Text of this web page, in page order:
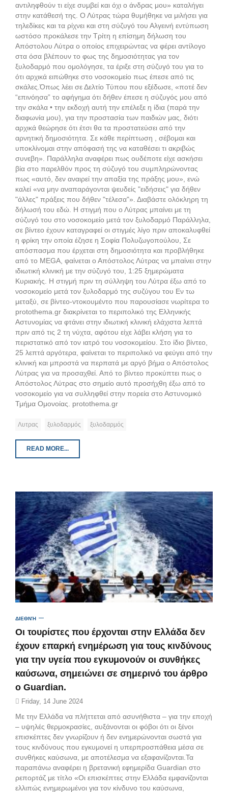
αντιληφθούν τι είχε συμβεί και όχι ο άνδρας μου» καταλήγει
στην κατάθεσή της. Ο Λύτρας τώρα θυμήθηκε να μιλήσει για
τηλεδίκες και τα ρίχνει και στη σύζυγό του Αλγεινή εντύπωση
ωστόσο προκάλεσε την Τρίτη η επίσημη δήλωση του
Απόστολου Λύτρα ο οποίος επιχειρώντας να φέρει αντίλογο
στα όσα βλέπουν το φως της δημοσιότητας για τον
ξυλοδαρμό που ομολόγησε, τα έριξε στη σύζυγό του για το
ότι αρχικά ειπώθηκε στο νοσοκομείο πως έπεσε από τις
σκάλες.Όπως λέει σε Δελτίο Τύπου που εξέδωσε, «ποτέ δεν
“επινόησα” το αφήγημα ότι δήθεν έπεσε η σύζυγός μου από
την σκάλα • την εκδοχή αυτή την επέλεξε η ίδια (παρά την
διαφωνία μου), για την προστασία των παιδιών μας, διότι
αρχικά θεώρησε ότι έτσι θα τα προστατεύσει από την
αρνητική δημοσιότητα. Σε κάθε περίπτωση , σέβομαι και
υποκλίνομαι στην απόφασή της να καταθέσει τι ακριβώς
συνεβη». Παράλληλα αναφέρει πως ουδέποτε είχε ασκήσει
βία στο παρελθόν προς τη σύζυγό του συμπληρώνοντας
πως «αυτό, δεν αναιρεί την απαξία της πράξης μου», ενώ
καλεί «να μην αναπαράγονται ψευδείς "ειδήσεις" για δήθεν
"άλλες" πράξεις που δήθεν "τέλεσα"». Διαβάστε ολόκληρη τη
δήλωσή του εδώ. Η στιγμή που ο Λύτρας μπαίνει με τη
σύζυγό του στο νοσοκομείο μετά τον ξυλοδαρμό Παράλληλα,
σε βίντεο έχουν καταγραφεί οι στιγμές λίγο πριν αποκαλυφθεί
η φρίκη την οποία έζησε η Σοφία Πολυζωγοπούλου, Σε
απόσπασμα που έρχεται στη δημοσιότητα και προβλήθηκε
από το MEGA, φαίνεται ο Απόστολος Λύτρας να μπαίνει στην
ιδιωτική κλινική με την σύζυγό του, 1:25 ξημερώματα
Κυριακής. Η στιγμή πριν τη σύλληψη του Λύτρα έξω από το
νοσοκομείο μετά τον ξυλοδαρμό της συζύγου του Εν τω
μεταξύ, σε βίντεο-ντοκουμέντο που παρουσίασε νωρίτερα το
protothema.gr διακρίνεται το περιπολικό της Ελληνικής
Αστυνομίας να φτάνει στην ιδιωτική κλινική ελάχιστα λεπτά
πριν από τις 2 τη νύχτα, αφότου είχε λάβει κλήση για το
περιστατικό από τον ιατρό του νοσοκομείου. Στο ίδιο βίντεο,
25 λεπτά αργότερα, φαίνεται το περιπολικό να φεύγει από την
κλινική και μπροστά να περπατά με αργό βήμα ο Απόστολος
Λύτρας για να προσαχθεί. Από το βίντεο προκύπτει πως ο
Απόστολος Λύτρας στο σημείο αυτό προσήχθη έξω από το
νοσοκομείο για να συλληφθεί στην πορεία στο Αστυνομικό
Τμήμα Ομονοίας. protothema.gr
Λυτρας ξυλοδαρμός ξυλοδαρμός
READ MORE...
ΔΙΕΘΝΉ
Οι τουρίστες που έρχονται στην Ελλάδα δεν
έχουν επαρκή ενημέρωση για τους κινδύνους
για την υγεία που εγκυμονούν οι συνθήκες
καύσωνα, σημειώνει σε σημερινό του άρθρο
ο Guardian.
Friday, 14 June 2024
Με την Ελλάδα να πλήττεται από ασυνήθιστα – για την εποχή
– υψηλές θερμοκρασίες, αυξάνονται οι φόβοι ότι οι ξένοι
επισκέπτες δεν γνωρίζουν ή δεν ενημερώνονται σωστά για
τους κινδύνους που εγκυμονεί η υπερπροσπάθεια μέσα σε
συνθήκες καύσωνα, με αποτέλεσμα να εξαφανίζονται.Τα
παραπάνω αναφέρει η βρετανική εφημερίδα Guardian στο
ρεπορτάζ με τίτλο «Οι επισκέπτες στην Ελλάδα εμφανίζονται
ελλιπώς ενημερωμένοι για τον κίνδυνο του καύσωνα,